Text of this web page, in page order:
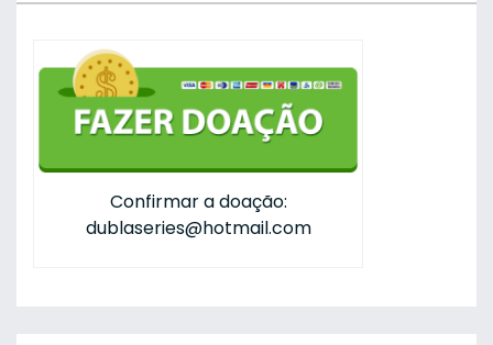
Confirmar a doação:
dublaseries@hotmail.com